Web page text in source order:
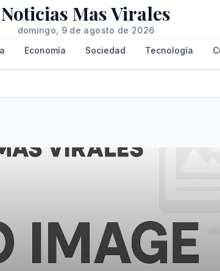
Noticias Mas Virales
domingo, 9 de agosto de 2026
Economía Sociedad Tecnología